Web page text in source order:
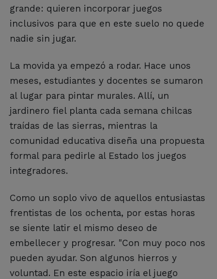
grande: quieren incorporar juegos
inclusivos para que en este suelo no quede
nadie sin jugar.
La movida ya empezó a rodar. Hace unos
meses, estudiantes y docentes se sumaron
al lugar para pintar murales. Allí, un
jardinero fiel planta cada semana chilcas
traídas de las sierras, mientras la
comunidad educativa diseña una propuesta
formal para pedirle al Estado los juegos
integradores.
Como un soplo vivo de aquellos entusiastas
frentistas de los ochenta, por estas horas
se siente latir el mismo deseo de
embellecer y progresar. "Con muy poco nos
pueden ayudar. Son algunos hierros y
voluntad. En este espacio iría el juego